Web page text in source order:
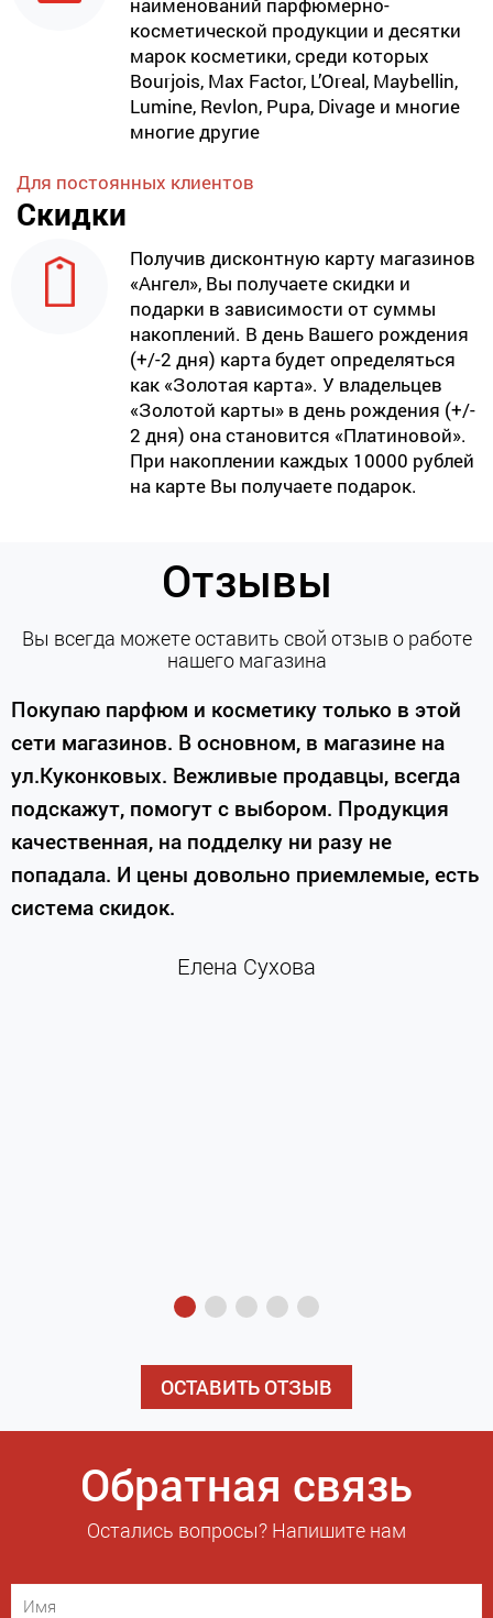
наименований парфюмерно-
косметической продукции и десятки
марок косметики, среди которых
Bourjois, Max Factor, L’Oreal, Maybellin,
Lumine, Revlon, Pupa, Divage и многие
многие другие
Для постоянных клиентов
Скидки
Получив дисконтную карту магазинов
«Ангел», Вы получаете скидки и
подарки в зависимости от суммы
накоплений. В день Вашего рождения
(+/-2 дня) карта будет определяться
как «Золотая карта». У владельцев
«Золотой карты» в день рождения (+/-
2 дня) она становится «Платиновой».
При накоплении каждых 10000 рублей
на карте Вы получаете подарок.
Отзывы
Вы всегда можете оставить свой отзыв о работе
нашего магазина
Покупаю парфюм и косметику только в этой
сети магазинов. В основном, в магазине на
ул.Куконковых. Вежливые продавцы, всегда
подскажут, помогут с выбором. Продукция
качественная, на подделку ни разу не
попадала. И цены довольно приемлемые, есть
система скидок.
Елена Сухова
ОСТАВИТЬ ОТЗЫВ
Обратная связь
Остались вопросы? Напишите нам